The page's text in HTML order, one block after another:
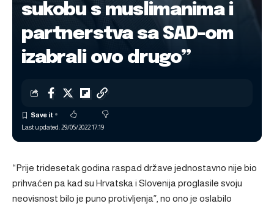
sukobu s muslimanima i
partnerstva sa SAD-om
izabrali ovo drugo”
Last updated: 29/05/2022 17:19
“Prije tridesetak godina raspad države jednostavno nije bio
prihvaćen pa kad su Hrvatska i Slovenija proglasile svoju
neovisnost bilo je puno protivljenja”, no ono je oslabilo